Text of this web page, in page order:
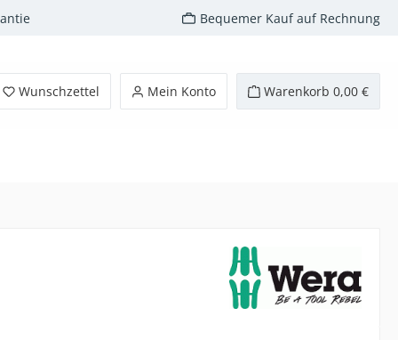
Bequemer Kauf auf Rechnung
Wunschzettel Mein Konto Warenkorb 0,00 €